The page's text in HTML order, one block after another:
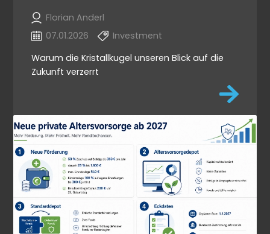
Florian Anderl
07.01.2026
Investment
Warum die Kristallkugel unseren Blick auf die
Zukunft verzerrt